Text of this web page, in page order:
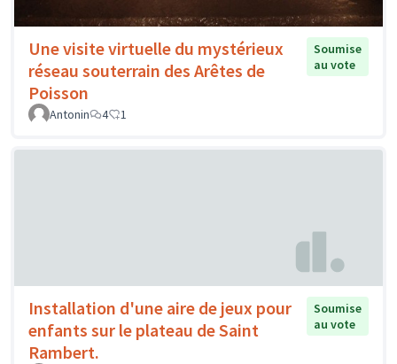
Une visite virtuelle du mystérieux
réseau souterrain des Arêtes de
Poisson
Soumise
au vote
Antonin 4 1
Installation d'une aire de jeux pour
enfants sur le plateau de Saint
Rambert.
Soumise
au vote